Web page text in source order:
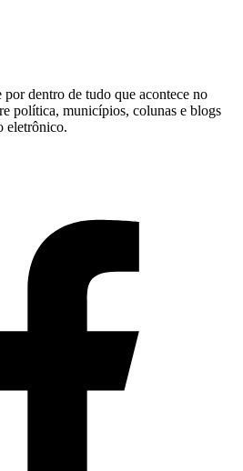
dentro de tudo que acontece no
política, municípios, colunas e blogs
eletrônico.